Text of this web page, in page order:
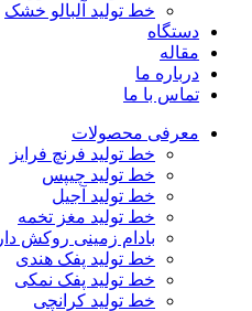
خط تولید آلبالو خشک
دستگاه
مقاله
درباره ما
تماس با ما
معرفی محصولات
خط تولید فرنچ فرایز
خط تولید چیپس
خط تولید آجیل
خط تولید مغز تخمه
بادام زمینی روکش دار
خط تولید پفک هندی
خط تولید پفک نمکی
خط تولید کرانچی